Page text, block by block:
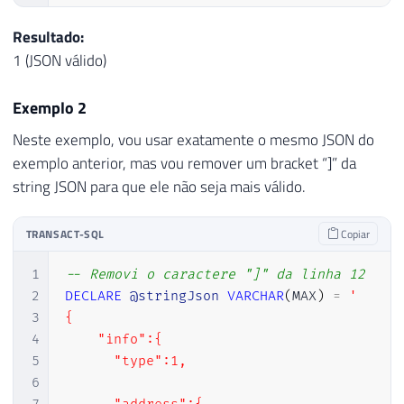
68
69
71
73
74
75
76
77
79
80
81
82
83
84
SELECT
SELECT
JSON_QUERY( @stringJson,
JSON_VALUE(@stringJson,
SELECT
JSON_VALUE( @stringJson ,
-- Quando usar o JSON_VALUE para
Resultado:
1 (JSON válido)
Exemplo 2
Neste exemplo, vou usar exatamente o mesmo JSON do
exemplo anterior, mas vou remover um bracket “]” da
string JSON para que ele não seja mais válido.
TRANSACT-SQL Copiar
1
2
3
4
5
6
-- Removi o caractere "]" da linha 12
DECLARE @stringJson VARCHAR(MAX) =
'
{
    "info":{
      "type":1,